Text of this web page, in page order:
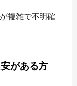
複雑で不明確
がある方